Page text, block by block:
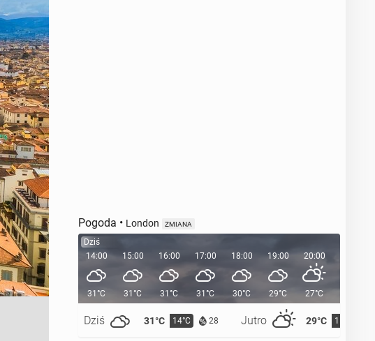
Pogoda • London ZMIANA
Dziś
14:00
31°C
Dziś 31°C 14°C 28 Jutro 29°C 15°C
15:00
31°C
16:00
31°C
17:00
31°C
18:00
30°C
19:00
29°C
20:00
27°C